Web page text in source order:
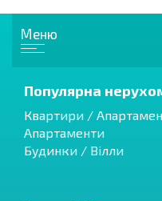
Меню
Популярна
Квартири /
Апартаменти
Будинки / Вілли